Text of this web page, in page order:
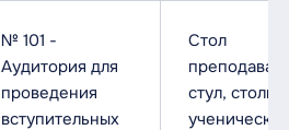
№ 101 -
Аудитория для
проведения
вступительных
Стол
стул, столы